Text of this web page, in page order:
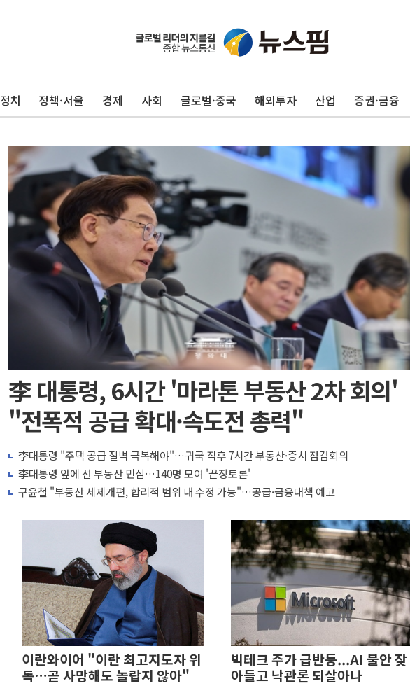
정치 정책·서울 경제 사회 글로벌·중국 해외투자 산업 증권·금융
李 대통령, 6시간 '마라톤 부동산 2차 회의'
"전폭적 공급 확대·속도전 총력"
李대통령 "주택 공급 절벽 극복해야"…귀국 직후 7시간 부동산·증시 점검회의
李대통령 앞에 선 부동산 민심…140명 모여 '끝장토론'
구윤철 "부동산 세제개편, 합리적 범위 내 수정 가능"…공급·금융대책 예고
이란와이어 "이란 최고지도자 위
독…곧 사망해도 놀랍지 않아"
빅테크 주가 급반등...AI 불안 잦
아들고 낙관론 되살아나